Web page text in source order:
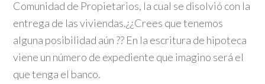
Comunidad de Propietarios, la cual se disolvió con la
entrega de las viviendas.¿¿Crees que tenemos
alguna posibilidad aún ?? En la escritura de hipoteca
viene un número de expediente que imagino será el
que tenga el banco.